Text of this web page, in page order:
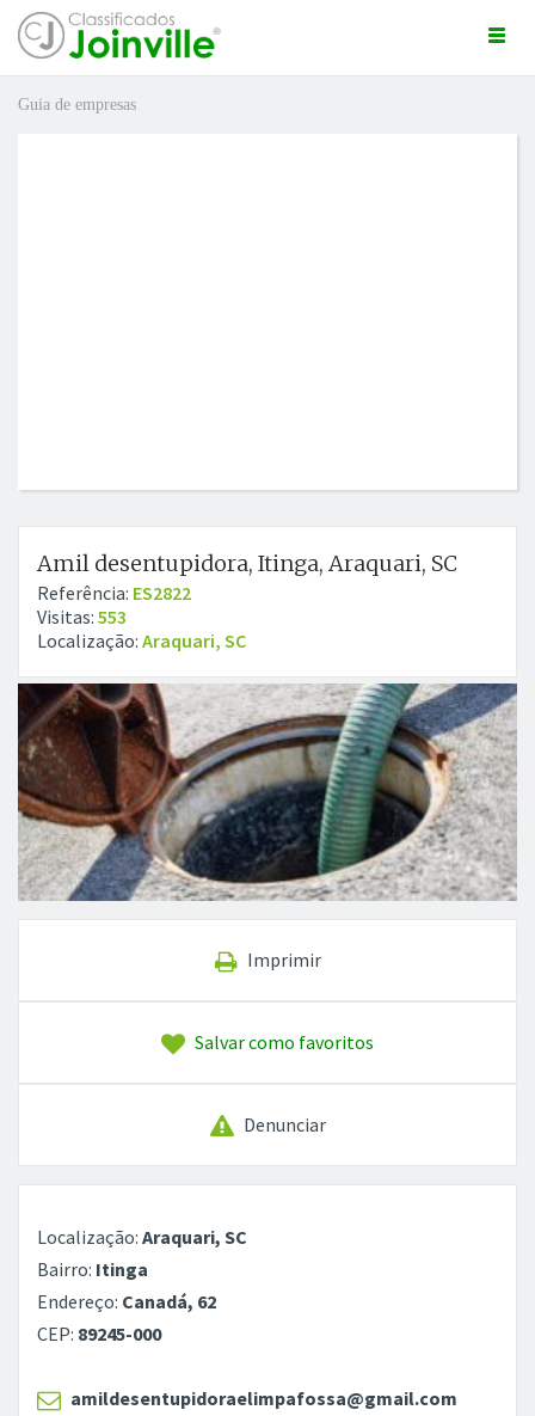
Guia de empresas
Amil desentupidora, Itinga, Araquari, SC
Referência: ES2822
Visitas: 553
Localização: Araquari, SC
Imprimir
Salvar como favoritos
Denunciar
Localização: Araquari, SC
Bairro: Itinga
Endereço: Canadá, 62
CEP: 89245-000
amildesentupidoraelimpafossa@gmail.com
GRÁTIS